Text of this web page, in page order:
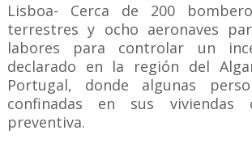
Lisboa- Cerca de 200
terrestres y ocho aeronaves
labores para controlar un
declarado en la región del
Portugal, donde algunas
confinadas en sus viviendas
preventiva.